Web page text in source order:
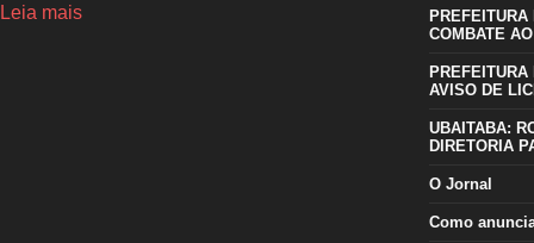
Leia mais
COMBATE
AVISO DE
UBAITABA:
DIRETORIA
O Jornal
Como